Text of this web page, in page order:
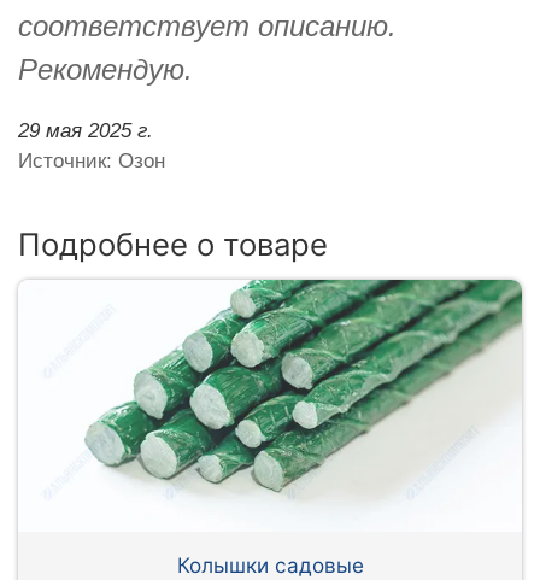
соответствует описанию.
Рекомендую.
29 мая 2025 г.
Источник: Озон
Подробнее о товаре
Колышки садовые